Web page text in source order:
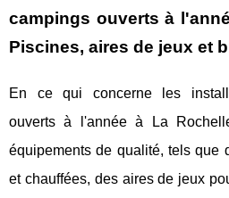
campings ouverts à
Piscines, aires de jeux et
En ce qui concerne les
ouverts à l'année à La
équipements de qualité, tels que
et chauffées, des aires de jeux